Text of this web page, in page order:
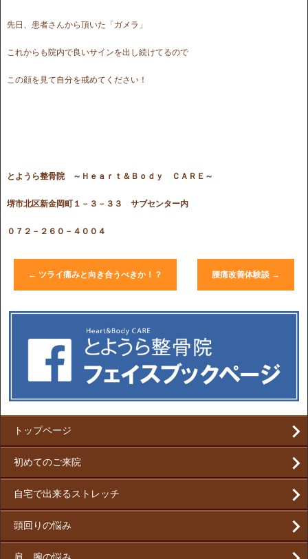
先日、患者さんから頂いた「ガメラ」
これからも院内で良いサインを出し続けてるので
この顔を見て自分を戒めてください！
とようら整骨院 ～Ｈｅａｒｔ＆Ｂｏｄｙ ＣＡＲＥ～
堺市北区新金岡町１－３－３３ サブセンター内
０７２－２６０－４００４
← ツライ痛みと向き合うべきか！？ 腰痛改善体験談 →
トップページ
初めてのご来院
自宅で出来るストレッチ
頭回りの悩み